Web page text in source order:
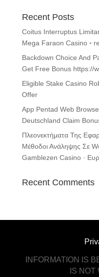
Recent Posts
Coitus Interruptus
Mega Faraon Casino ◦
Backdown Choice And
Get Free Bonus https://
Eligible Stake Casino
Offer
App Pentad Web
Deutschland Claim
Πλεονεκτήματα Της
Μέθοδοι Ανάληψης Σε
Gamblezen Casino ·
Recent Comments
INFORMATION IS
IS